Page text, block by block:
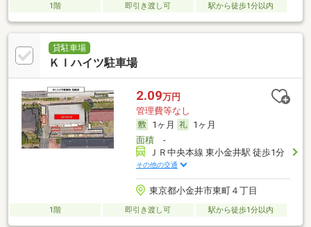
1階 即引き渡し可 駅から徒歩1分以内
貸駐車場
ＫＩハイツ駐車場
2.09万円
管理費等なし
1ヶ月
1ヶ月
面積-
ＪＲ中央本線 東小金井駅 徒歩1分
その他の交通
東京都小金井市東町４丁目
1階 即引き渡し可 駅から徒歩1分以内